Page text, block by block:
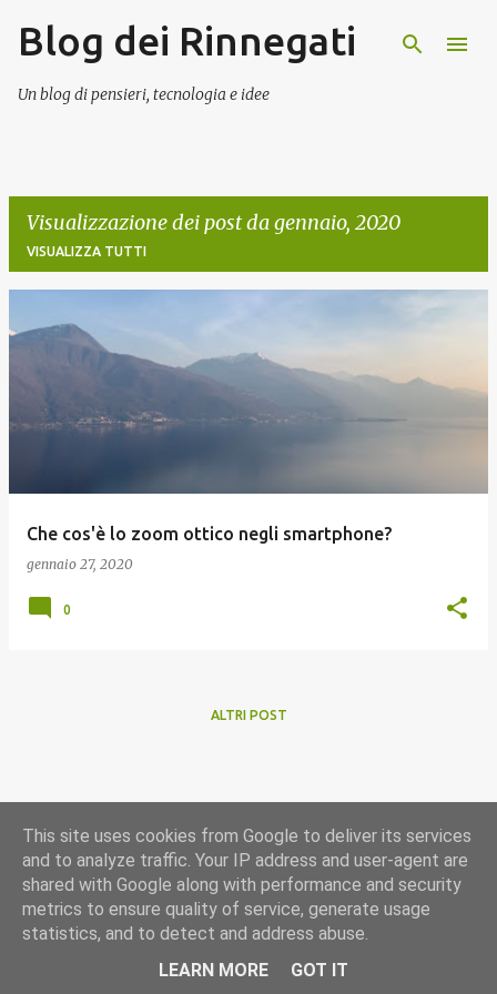
Passa ai contenuti principali
Blog dei Rinnegati
Un blog di pensieri, tecnologia e idee
Visualizzazione dei post da gennaio, 2020
VISUALIZZA TUTTI
P
o
t
Che cos'è lo zoom ottico negli smartphone?
gennaio 27, 2020
0
ALTRI POST
Powered by Blogger
This site uses cookies from Google to deliver its services
and to analyze traffic. Your IP address and user-agent are
shared with Google along with performance and security
metrics to ensure quality of service, generate usage
statistics, and to detect and address abuse.
LEARN MORE
GOT IT